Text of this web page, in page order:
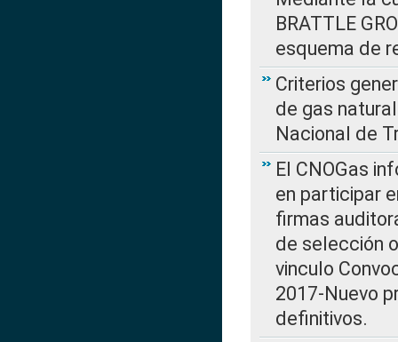
BRATTLE
esquema de
Criterios
de gas
Nacional de
El CNOGas
en participar
firmas
de selección
vinculo
2017-Nuevo
definitivos.